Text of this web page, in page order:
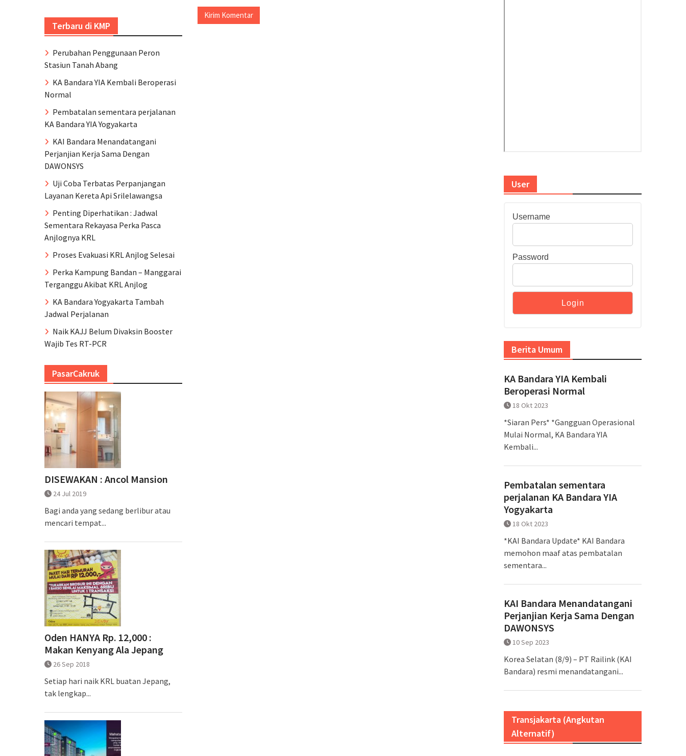
User
Username
Password
Berita Umum
KA Bandara YIA Kembali
Beroperasi Normal
18 Okt 2023
*Siaran Pers* *Gangguan Operasional
Mulai Normal, KA Bandara YIA
Kembali...
Pembatalan sementara
perjalanan KA Bandara YIA
Yogyakarta
18 Okt 2023
*KAI Bandara Update* KAI Bandara
memohon maaf atas pembatalan
sementara...
KAI Bandara Menandatangani
Perjanjian Kerja Sama Dengan
DAWONSYS
10 Sep 2023
Korea Selatan (8/9) – PT Railink (KAI
Bandara) resmi menandatangani...
Transjakarta (Angkutan
Alternatif)
Terbaru di KMP
Perubahan Penggunaan Peron
Stasiun Tanah Abang
KA Bandara YIA Kembali Beroperasi
Normal
Pembatalan sementara perjalanan
KA Bandara YIA Yogyakarta
KAI Bandara Menandatangani
Perjanjian Kerja Sama Dengan
DAWONSYS
Uji Coba Terbatas Perpanjangan
Layanan Kereta Api Srilelawangsa
Penting Diperhatikan : Jadwal
Sementara Rekayasa Perka Pasca
Anjlognya KRL
Proses Evakuasi KRL Anjlog Selesai
Perka Kampung Bandan – Manggarai
Terganggu Akibat KRL Anjlog
KA Bandara Yogyakarta Tambah
Jadwal Perjalanan
Naik KAJJ Belum Divaksin Booster
Wajib Tes RT-PCR
PasarCakruk
DISEWAKAN : Ancol Mansion
24 Jul 2019
Bagi anda yang sedang berlibur atau
mencari tempat...
Oden HANYA Rp. 12,000 :
Makan Kenyang Ala Jepang
26 Sep 2018
Setiap hari naik KRL buatan Jepang,
tak lengkap...